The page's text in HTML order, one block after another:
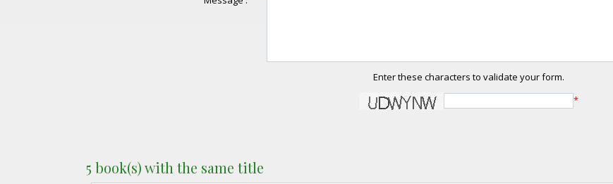
Enter these characters to validate your form.
*
5 book(s) with the same title